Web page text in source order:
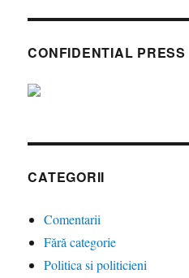
CONFIDENTIAL PRESS
CATEGORII
Comentarii
Fără categorie
Politica si politicieni